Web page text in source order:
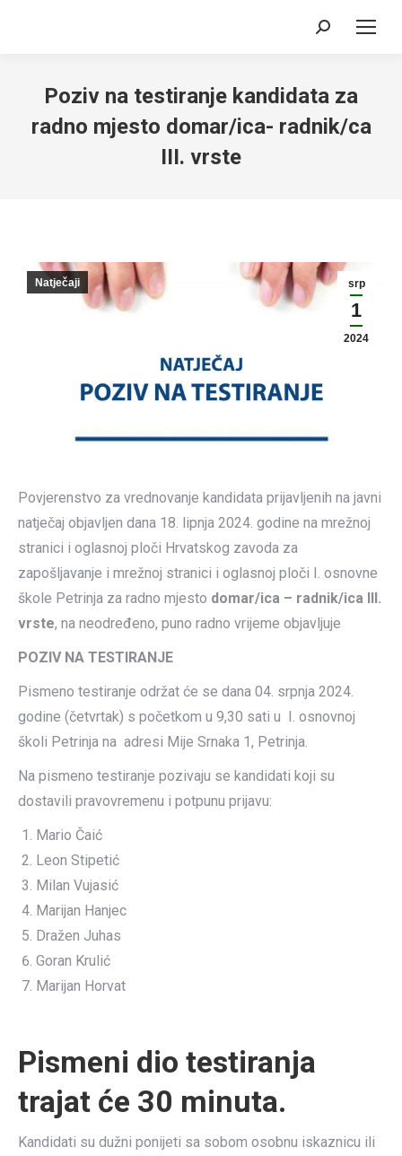
Search:
Poziv na testiranje kandidata za
radno mjesto domar/ica- radnik/ca
III. vrste
srp
1
2024
Natječaji
Povjerenstvo za vrednovanje kandidata prijavljenih na javni
natječaj objavljen dana 18. lipnja 2024. godine na mrežnoj
stranici i oglasnoj ploči Hrvatskog zavoda za
zapošljavanje i mrežnoj stranici i oglasnoj ploči I. osnovne
škole Petrinja za radno mjesto domar/ica – radnik/ica III.
vrste, na neodređeno, puno radno vrijeme objavljuje
POZIV NA TESTIRANJE
Pismeno testiranje održat će se dana 04. srpnja 2024.
godine (četvrtak) s početkom u 9,30 sati u I. osnovnoj
školi Petrinja na adresi Mije Srnaka 1, Petrinja.
Na pismeno testiranje pozivaju se kandidati koji su
dostavili pravovremenu i potpunu prijavu:
Mario Čaić
Leon Stipetić
Milan Vujasić
Marijan Hanjec
Dražen Juhas
Goran Krulić
Marijan Horvat
Pismeni dio testiranja
trajat će 30 minuta.
Kandidati su dužni ponijeti sa sobom osobnu iskaznicu ili